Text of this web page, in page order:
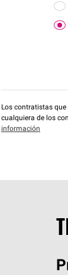
Los contratistas
cualquiera de los
información